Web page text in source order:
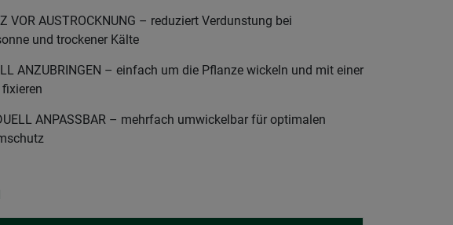
VOR AUSTROCKNUNG – reduziert Verdunstung bei
und trockener Kälte
ANZUBRINGEN – einfach um die Pflanze wickeln und mit einer
ANPASSBAR – mehrfach umwickelbar für optimalen